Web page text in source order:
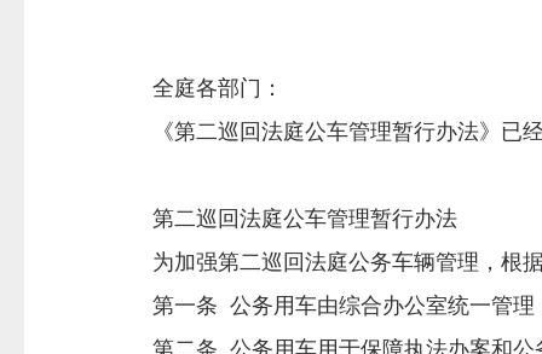
全庭各部门：
《第二巡回法庭公车管理暂行办法》已
第二巡回法庭公车管理暂行办法
为加强第二巡回法庭公务车辆管理，根据
第一条 公务用车由综合办公室统一管理
第二条 公务用车用于保障执法办案和公